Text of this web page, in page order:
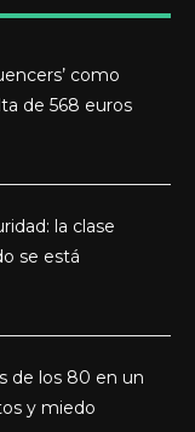
como
de 568 euros
la clase
se está
de los 80 en un
y miedo